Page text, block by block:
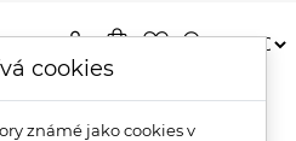
shopping_bagfavorite_bordersearch
person
Color Erbe BIO Barva na vlasy
cookies
známé jako cookies v